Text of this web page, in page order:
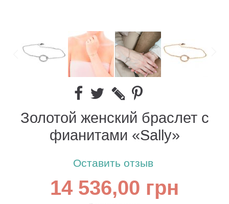
Золотой женский браслет с
фианитами «Sally»
Оставить отзыв
14 536,00 грн